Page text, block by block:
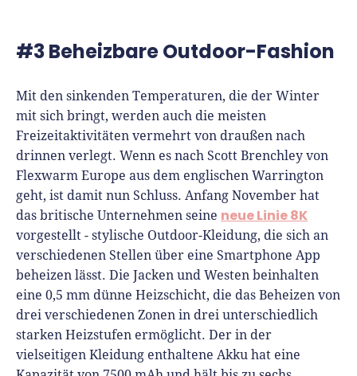
#3 Beheizbare Outdoor-Fashion
Mit den sinkenden Temperaturen, die der Winter
mit sich bringt, werden auch die meisten
Freizeitaktivitäten vermehrt von draußen nach
drinnen verlegt. Wenn es nach Scott Brenchley von
Flexwarm Europe aus dem englischen Warrington
geht, ist damit nun Schluss. Anfang November hat
das britische Unternehmen seine neue Linie 8K
vorgestellt - stylische Outdoor-Kleidung, die sich an
verschiedenen Stellen über eine Smartphone App
beheizen lässt. Die Jacken und Westen beinhalten
eine 0,5 mm dünne Heizschicht, die das Beheizen von
drei verschiedenen Zonen in drei unterschiedlich
starken Heizstufen ermöglicht. Der in der
vielseitigen Kleidung enthaltene Akku hat eine